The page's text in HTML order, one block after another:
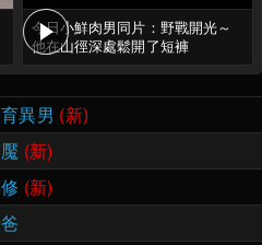
今日小鮮肉男同片：野戰開光～
他在山徑深處鬆開了短褲
異男 (新)
(新)
(新)